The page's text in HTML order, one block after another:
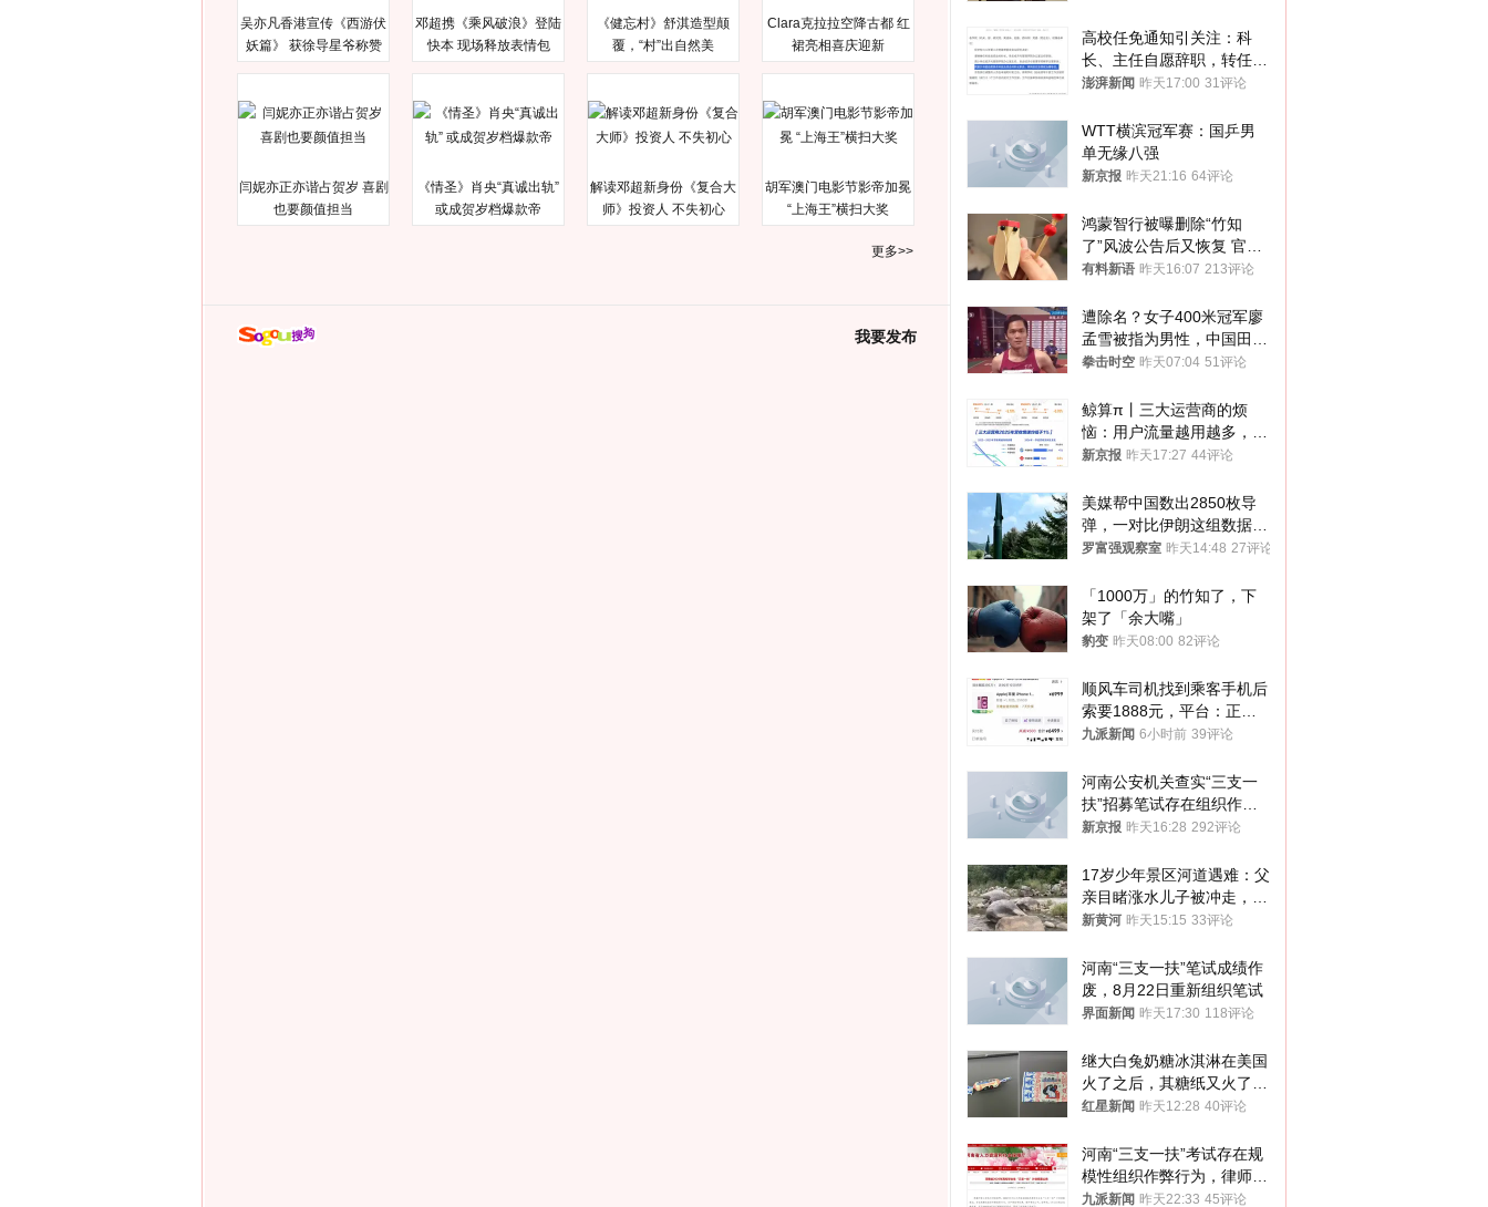
吴亦凡香港宣传《西游伏
妖篇》 获徐导星爷称赞
邓超携《乘风破浪》登陆
快本 现场释放表情包
《健忘村》舒淇造型颠
覆，“村”出自然美
Clara克拉拉空降古都 红
裙亮相喜庆迎新
闫妮亦正亦谐占贺岁 喜剧
也要颜值担当
《情圣》肖央“真诚出轨”
或成贺岁档爆款帝
解读邓超新身份《复合大
师》投资人 不失初心
胡军澳门电影节影帝加冕
“上海王”横扫大奖
更多>>
我要发布
高校任免通知引关注：科
长、主任自愿辞职，转任思
政辅导员
澎湃新闻 昨天17:00 31评论
WTT横滨冠军赛：国乒男
单无缘八强
新京报 昨天21:16 64评论
鸿蒙智行被曝删除“竹知
了”风波公告后又恢复 官媒
曾力挺：劝华为要大度的，
有料新语 昨天16:07 213评论
遭除名？女子400米冠军廖
孟雪被指为男性，中国田协
默不作声
拳击时空 昨天07:04 51评论
鲸算π丨三大运营商的烦
恼：用户流量越用越多，收
入却越来越少
新京报 昨天17:27 44评论
美媒帮中国数出2850枚导
弹，一对比伊朗这组数据，
发现出大事了
罗富强观察室 昨天14:48 27评论
「1000万」的竹知了，下
架了「余大嘴」
豹变 昨天08:00 82评论
顺风车司机找到乘客手机后
索要1888元，平台：正和
司机沟通协商
九派新闻 6小时前 39评论
河南公安机关查实“三支一
扶”招募笔试存在组织作弊
犯罪行为
新京报 昨天16:28 292评论
17岁少年景区河道遇难：父
亲目睹涨水儿子被冲走，当
地排除上游泄洪，家属盼厘
新黄河 昨天15:15 33评论
河南“三支一扶”笔试成绩作
废，8月22日重新组织笔试
界面新闻 昨天17:30 118评论
继大白兔奶糖冰淇淋在美国
火了之后，其糖纸又火了！
海外博主盛赞：平面设计经
红星新闻 昨天12:28 40评论
河南“三支一扶”考试存在规
模性组织作弊行为，律师：
涉嫌非法获取国家秘密罪等
九派新闻 昨天22:33 45评论